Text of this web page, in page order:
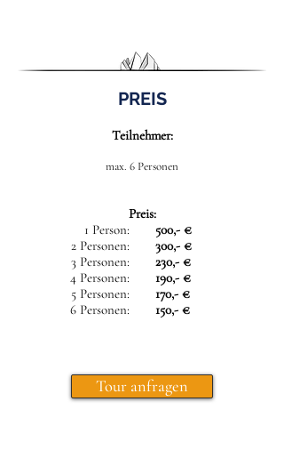
PREIS
Teilnehmer:
max. 6 Personen
Preis:
1 Person:
2 Personen:
3 Personen:
4 Personen:
5 Personen:
6 Personen:
500,- €
300,- €
230,- €
190,- €
170,- €
150,- €
Tour anfragen